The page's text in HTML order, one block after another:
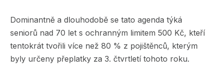
Dominantně a dlouhodobě se tato agenda týká
seniorů nad 70 let s ochranným limitem 500 Kč, kteří
tentokrát tvořili více než 80 % z pojištěnců, kterým
byly určeny přeplatky za 3. čtvrtletí tohoto roku.